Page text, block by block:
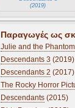
(2019)
Παραγωγές ως
Julie and the
Descendants 3 (2019)
Descendants 2 (2017)
The Rocky Horror
Descendants (2015)